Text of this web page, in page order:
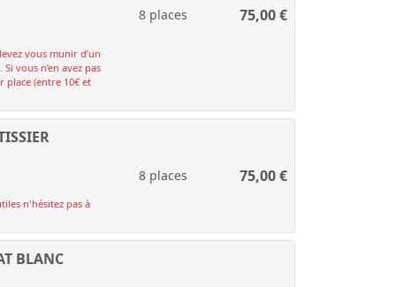
vous munir d’un
vous n’en avez pas
place (entre 10€ et
8 places 75,00€
n'hésitez pas à
8 places 75,00€
BLANC